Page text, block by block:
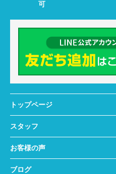
可
トップページ
スタッフ
お客様の声
ブログ